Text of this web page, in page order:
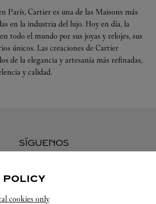
París, Cartier es una de las Maisons más
en la industria del lujo. Hoy en día, la
todo el mundo por sus joyas y relojes, sus
únicos. Las creaciones de Cartier
de la elegancia y artesanía más refinadas,
y calidad.
SÍGUENOS
POLICY
cookies only